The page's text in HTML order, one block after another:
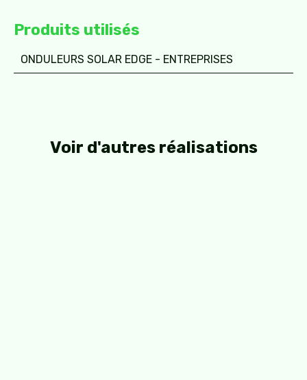
Produits utilisés
ONDULEURS SOLAR EDGE - ENTREPRISES
Voir d'autres réalisations